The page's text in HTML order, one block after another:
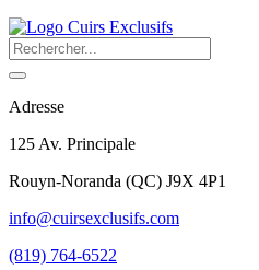
Adresse
125 Av. Principale
Rouyn-Noranda (QC) J9X 4P1
info@cuirsexclusifs.com
(819) 764-6522